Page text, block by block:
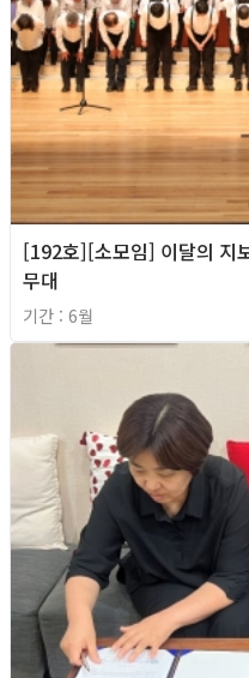
[192호][소모임] 이달의 지
무대
기간 : 6월